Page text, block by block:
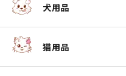
犬用品
猫用品